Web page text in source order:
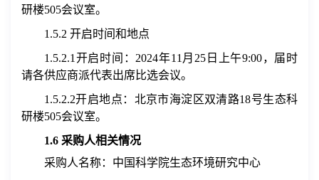
研楼505会议室。
1.5.2 开启时间和地点
1.5.2.1 开启时间： 2024年11 月 25 日上午9:00，届时
请各供应商派代表出席比选会议。
1.5.2.2开启地点：北京市海淀区双清路18号生态科
研楼505会议室。
1.6 采购人相关情况
采购人名称：中国科学院生态环境研究中心